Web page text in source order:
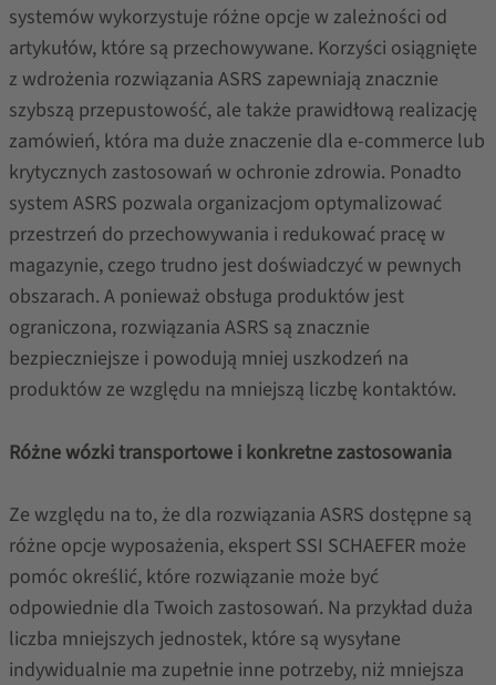
systemów wykorzystuje różne opcje w zależności od
artykułów, które są przechowywane. Korzyści osiągnięte
z wdrożenia rozwiązania ASRS zapewniają znacznie
szybszą przepustowość, ale także prawidłową realizację
zamówień, która ma duże znaczenie dla e-commerce lub
krytycznych zastosowań w ochronie zdrowia. Ponadto
system ASRS pozwala organizacjom optymalizować
przestrzeń do przechowywania i redukować pracę w
magazynie, czego trudno jest doświadczyć w pewnych
obszarach. A ponieważ obsługa produktów jest
ograniczona, rozwiązania ASRS są znacznie
bezpieczniejsze i powodują mniej uszkodzeń na
produktów ze względu na mniejszą liczbę kontaktów.
Różne wózki transportowe i konkretne zastosowania
Ze względu na to, że dla rozwiązania ASRS dostępne są
różne opcje wyposażenia, ekspert SSI SCHAEFER może
pomóc określić, które rozwiązanie może być
odpowiednie dla Twoich zastosowań. Na przykład duża
liczba mniejszych jednostek, które są wysyłane
indywidualnie ma zupełnie inne potrzeby, niż mniejsza